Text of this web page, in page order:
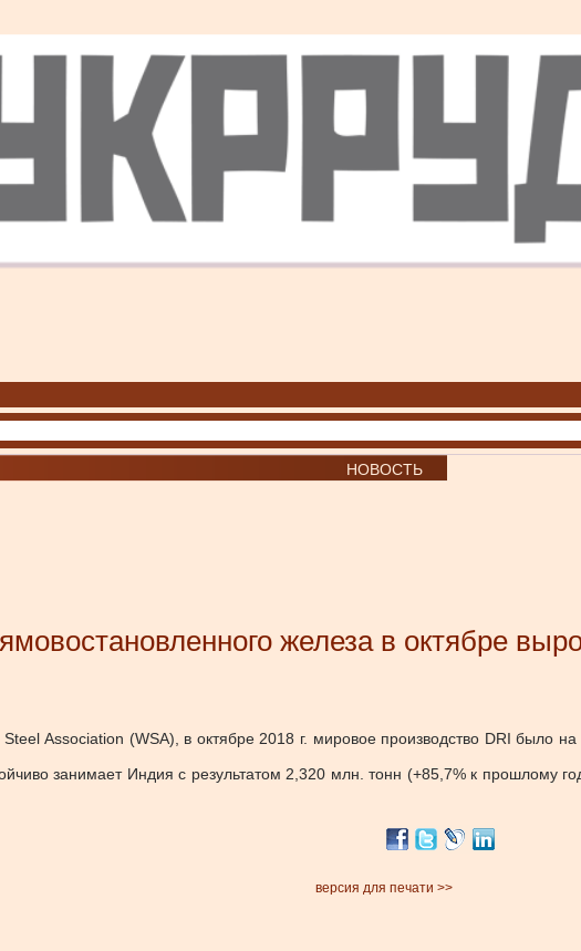
НОВОСТЬ
железа в октябре
Association (WSA), в октябре 2018 г. мировое производство DRI было
занимает Индия с результатом 2,320 млн. тонн (+85,7% к
версия для печати >>